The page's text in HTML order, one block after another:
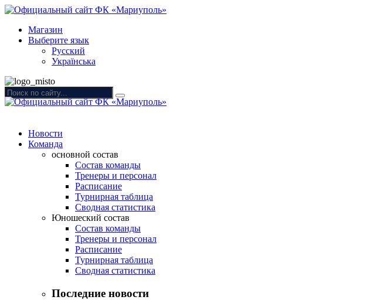
Магазин
Выберите язык
Русский
Українська
Новости
Команда
основной состав
Состав команды
Тренеры и персонал
Расписание
Турнирная таблица
Сводная статистика
Юношеский состав
Состав команды
Тренеры и персонал
Расписание
Турнирная таблица
Сводная статистика
Последние новости